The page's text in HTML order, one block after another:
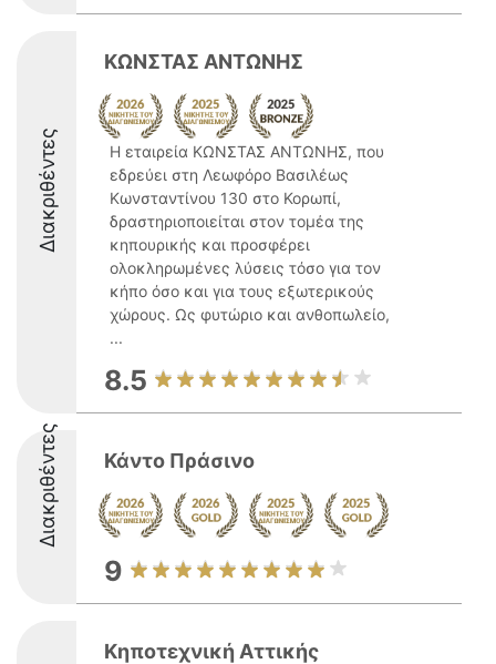
Διακριθέντες
ΚΩΝΣΤΑΣ ΑΝΤΩΝΗΣ
Η εταιρεία ΚΩΝΣΤΑΣ ΑΝΤΩΝΗΣ, που
εδρεύει στη Λεωφόρο Βασιλέως
Κωνσταντίνου 130 στο Κορωπί,
δραστηριοποιείται στον τομέα της
κηπουρικής και προσφέρει
ολοκληρωμένες λύσεις τόσο για τον
κήπο όσο και για τους εξωτερικούς
χώρους. Ως φυτώριο και ανθοπωλείο,
...
8.5
Διακριθέντες Κάντο Πράσινο
9
Κηποτεχνική Αττικής